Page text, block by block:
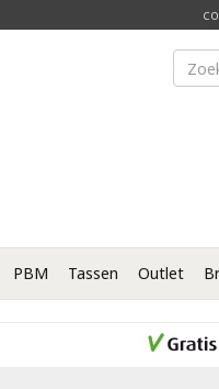
PBM Tassen Outlet